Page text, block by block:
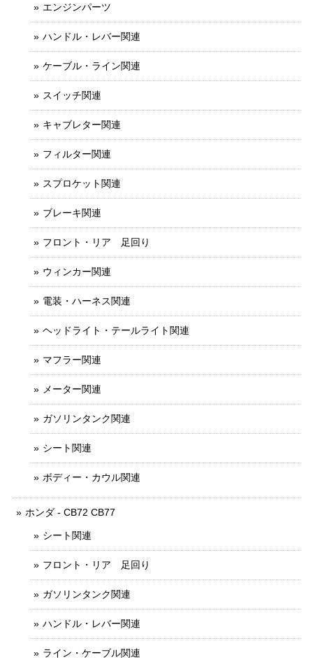
エンジンパーツ
ハンドル・レバー関連
ケーブル・ライン関連
スイッチ関連
キャブレター関連
フィルター関連
スプロケット関連
ブレーキ関連
フロント・リア 足回り
ウィンカー関連
電装・ハーネス関連
ヘッドライト・テールライト関連
マフラー関連
メーター関連
ガソリンタンク関連
シート関連
ボディー・カウル関連
ホンダ - CB72 CB77
シート関連
フロント・リア 足回り
ガソリンタンク関連
ハンドル・レバー関連
ライン・ケーブル関連